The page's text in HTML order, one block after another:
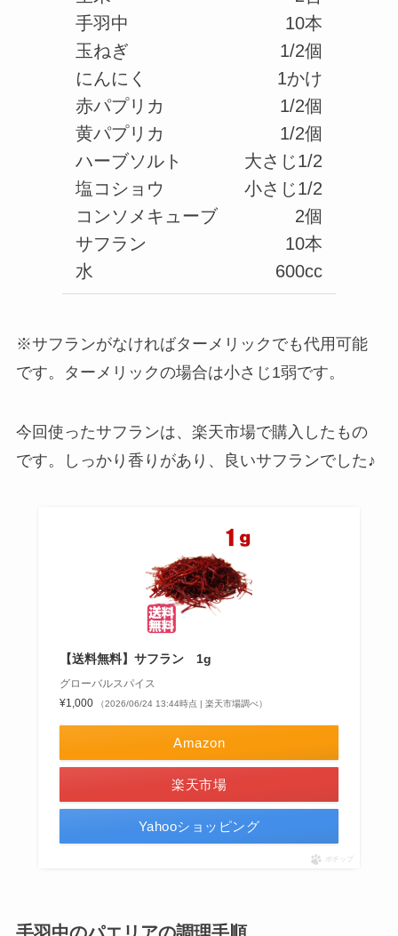
手羽中
玉ねぎ
にんにく
赤パプリカ
黄パプリカ
ハーブソルト
塩コショウ
コンソメキューブ
サフラン
水
10本
1/2個
1かけ
1/2個
1/2個
大さじ1/2
小さじ1/2
2個
10本
600cc
※サフランがなければターメリックでも代用可能
です。ターメリックの場合は小さじ1弱です。
今回使ったサフランは、楽天市場で購入したもの
です。しっかり香りがあり、良いサフランでした♪
【送料無料】サフラン 1g
グローバルスパイス
¥1,000
（2026/06/24 13:44時点 | 楽天市場調べ）
Amazon
楽天市場
Yahooショッピング
ポチップ